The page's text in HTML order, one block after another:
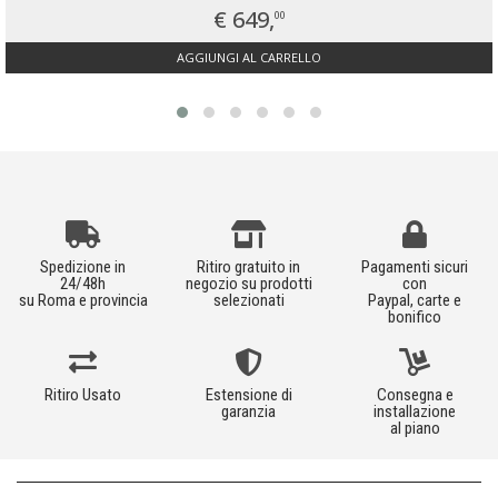
€ 649,00
AGGIUNGI AL CARRELLO
Spedizione in
24/48h
su Roma e provincia
Ritiro gratuito in
negozio su prodotti
selezionati
Pagamenti sicuri
con
Paypal, carte e
bonifico
Ritiro Usato
Estensione di
garanzia
Consegna e
installazione
al piano